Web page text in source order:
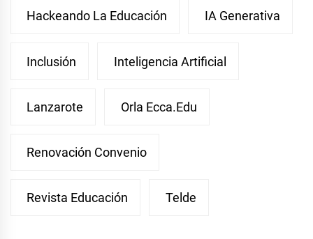
Hackeando La Educación IA Generativa
Inclusión Inteligencia Artificial
Lanzarote Orla Ecca.edu
Renovación Convenio
Revista Educación Telde